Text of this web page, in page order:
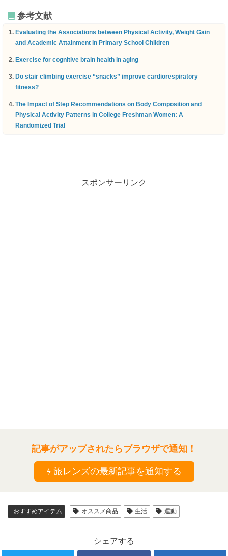
参考文献
Evaluating the Associations between Physical Activity, Weight Gain
and Academic Attainment in Primary School Children
Exercise for cognitive brain health in aging
Do stair climbing exercise “snacks” improve cardiorespiratory
fitness?
The Impact of Step Recommendations on Body Composition and
Physical Activity Patterns in College Freshman Women: A
Randomized Trial
スポンサーリンク
記事がアップされたらブラウザで通知！
旅レンズの最新記事を通知する
おすすめアイテム オススメ商品 生活 運動
シェアする